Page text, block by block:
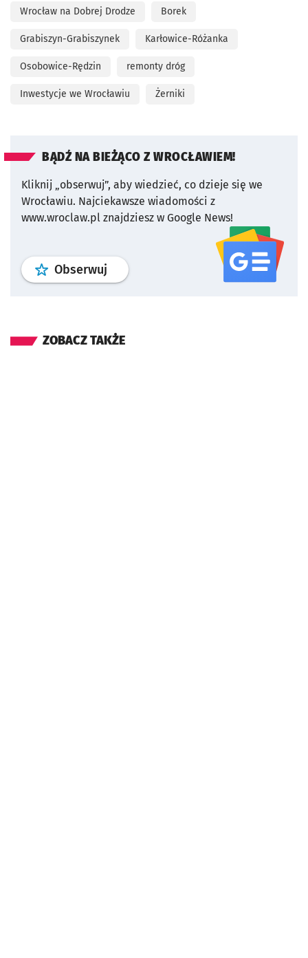
Wrocław na Dobrej Drodze Borek
Grabiszyn-Grabiszynek Karłowice-Różanka
Osobowice-Rędzin remonty dróg
Inwestycje we Wrocławiu Żerniki
BĄDŹ NA BIEŻĄCO Z WROCŁAWIEM!
Kliknij „obserwuj”, aby wiedzieć, co dzieje się we
Wrocławiu. Najciekawsze wiadomości z
www.wroclaw.pl znajdziesz w Google News!
Obserwuj profil serwisu
ZOBACZ TAKŻE